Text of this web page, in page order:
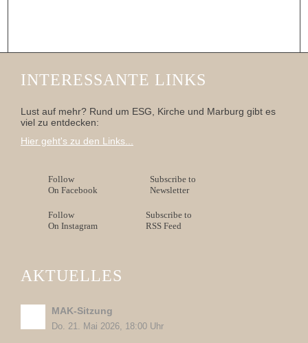
INTERESSANTE LINKS
Lust auf mehr? Rund um ESG, Kirche und Marburg gibt es
viel zu entdecken:
Hier geht's zu den Links...
Follow
On Facebook
Subscribe to
Newsletter
Follow
On Instagram
Subscribe to
RSS Feed
AKTUELLES
MAK-Sitzung
Do. 21. Mai 2026, 18:00 Uhr